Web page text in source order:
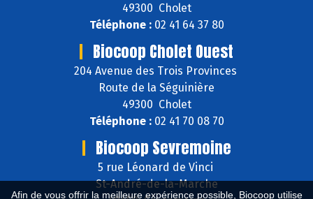
Afin de vous offrir la meilleure expérience possible, Biocoop utilise
49300 Cholet
Téléphone :02 41 64 37 80
Biocoop Cholet Ouest
204 Avenue des Trois Provinces
Route de la Séguinière
49300 Cholet
Téléphone :02 41 70 08 70
Biocoop Sevremoine
5 rue Léonard de Vinci
St-André-de-la-Marche